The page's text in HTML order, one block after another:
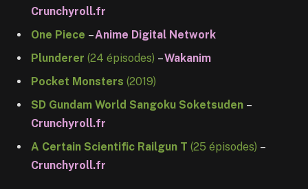
Crunchyroll.fr
One Piece –Anime Digital Network
Plunderer (24 épisodes) –Wakanim
Pocket Monsters (2019)
SD Gundam World Sangoku Soketsuden –
Crunchyroll.fr
A Certain Scientific Railgun T (25 épisodes) –
Crunchyroll.fr